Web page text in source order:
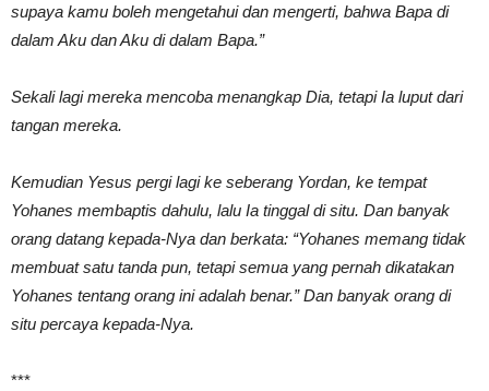
supaya kamu boleh mengetahui dan mengerti, bahwa Bapa di
dalam Aku dan Aku di dalam Bapa.”
Sekali lagi mereka mencoba menangkap Dia, tetapi Ia luput dari
tangan mereka.
Kemudian Yesus pergi lagi ke seberang Yordan, ke tempat
Yohanes membaptis dahulu, lalu Ia tinggal di situ. Dan banyak
orang datang kepada-Nya dan berkata: “Yohanes memang tidak
membuat satu tanda pun, tetapi semua yang pernah dikatakan
Yohanes tentang orang ini adalah benar.” Dan banyak orang di
situ percaya kepada-Nya.
***